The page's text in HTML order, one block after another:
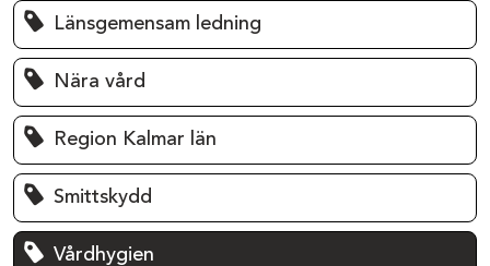
Länsgemensam ledning
Nära vård
Region Kalmar län
Smittskydd
Vårdhygien